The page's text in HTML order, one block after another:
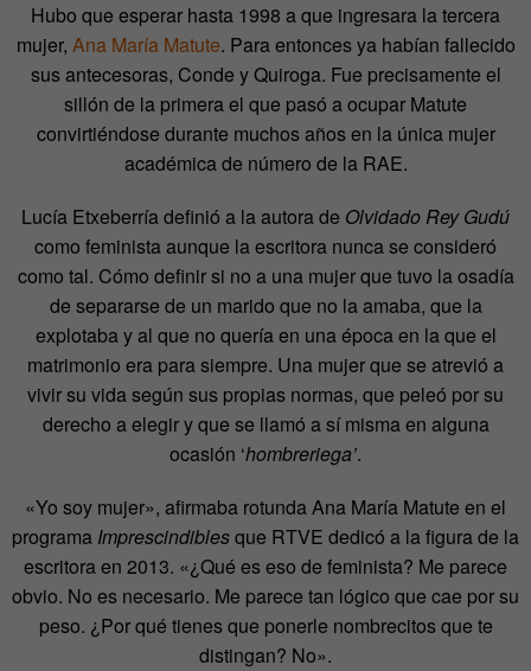
Hubo que esperar hasta 1998 a que ingresara la tercera
mujer, Ana María Matute. Para entonces ya habían fallecido
sus antecesoras, Conde y Quiroga. Fue precisamente el
sillón de la primera el que pasó a ocupar Matute
convirtiéndose durante muchos años en la única mujer
académica de número de la RAE.
Lucía Etxeberría definió a la autora de Olvidado Rey Gudú
como feminista aunque la escritora nunca se consideró
como tal. Cómo definir si no a una mujer que tuvo la osadía
de separarse de un marido que no la amaba, que la
explotaba y al que no quería en una época en la que el
matrimonio era para siempre. Una mujer que se atrevió a
vivir su vida según sus propias normas, que peleó por su
derecho a elegir y que se llamó a sí misma en alguna
ocasión ‘hombreriega’.
«Yo soy mujer», afirmaba rotunda Ana María Matute en el
programa Imprescindiblesque RTVE dedicó a la figura de la
escritora en 2013. «¿Qué es eso de feminista? Me parece
obvio. No es necesario. Me parece tan lógico que cae por su
peso. ¿Por qué tienes que ponerle nombrecitos que te
distingan? No».